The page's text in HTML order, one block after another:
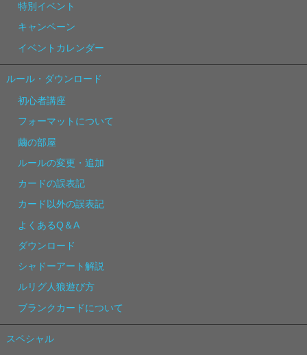
特別イベント
キャンペーン
イベントカレンダー
ルール・ダウンロード
初心者講座
フォーマットについて
繭の部屋
ルールの変更・追加
カードの誤表記
カード以外の誤表記
よくあるQ＆A
ダウンロード
シャドーアート解説
ルリグ人狼遊び方
ブランクカードについて
スペシャル